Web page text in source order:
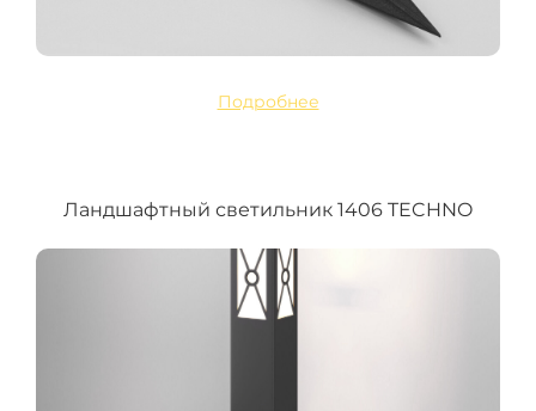
Подробнее
Ландшафтный светильник 1406 TECHNO